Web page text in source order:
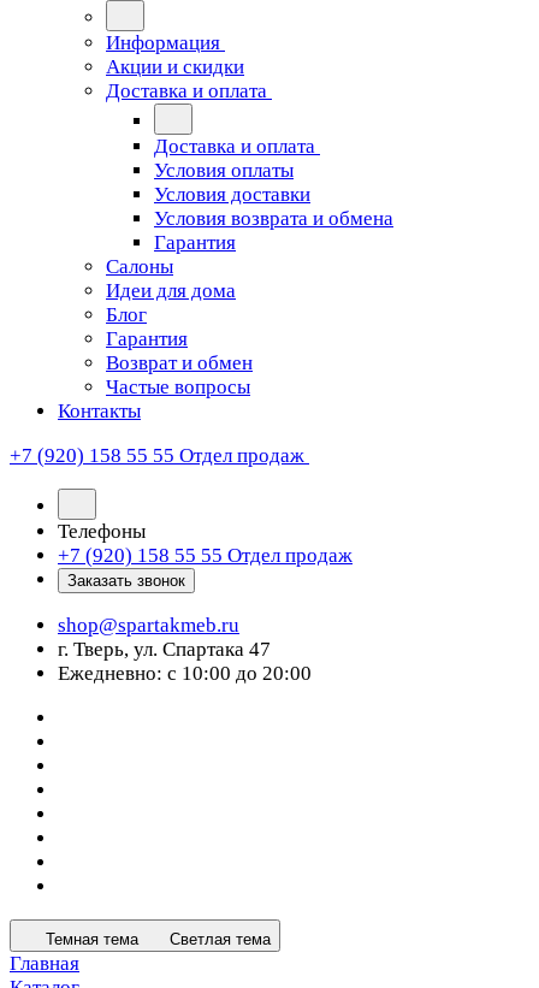
Информация
Акции и скидки
Доставка и оплата
Доставка и оплата
Условия оплаты
Условия доставки
Условия возврата и обмена
Гарантия
Салоны
Идеи для дома
Блог
Гарантия
Возврат и обмен
Частые вопросы
Контакты
+7 (920) 158 55 55 Отдел продаж
Телефоны
+7 (920) 158 55 55 Отдел продаж
Заказать звонок
shop@spartakmeb.ru
г. Тверь, ул. Спартака 47
Ежедневно: с 10:00 до 20:00
Темная тема Светлая тема
Главная